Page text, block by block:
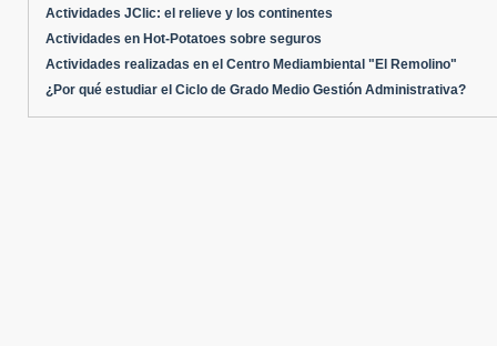
Actividades JClic: el relieve y los continentes
Actividades en Hot-Potatoes sobre seguros
Actividades realizadas en el Centro Mediambiental "El Remolino"
¿Por qué estudiar el Ciclo de Grado Medio Gestión Administrativa?